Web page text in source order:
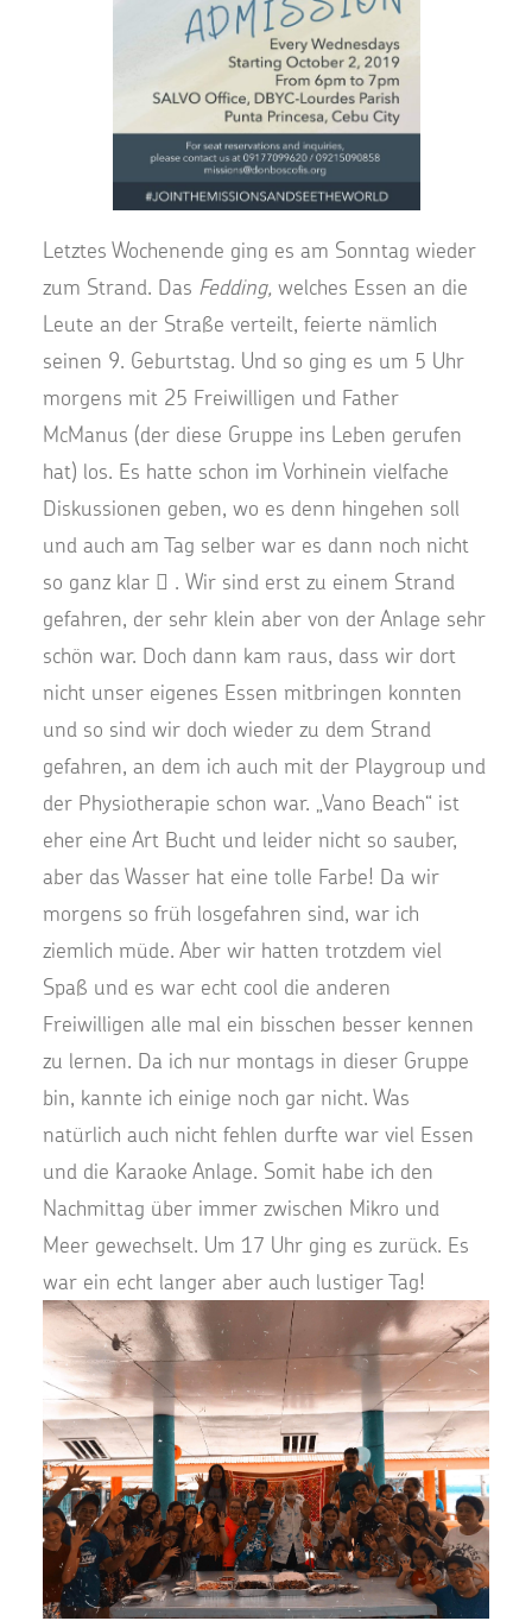
Letztes Wochenende ging es am Sonntag wieder
zum Strand. Das Fedding, welches Essen an die
Leute an der Straße verteilt, feierte nämlich
seinen 9. Geburtstag. Und so ging es um 5 Uhr
morgens mit 25 Freiwilligen und Father
McManus (der diese Gruppe ins Leben gerufen
hat) los. Es hatte schon im Vorhinein vielfache
Diskussionen geben, wo es denn hingehen soll
und auch am Tag selber war es dann noch nicht
so ganz klar  . Wir sind erst zu einem Strand
gefahren, der sehr klein aber von der Anlage sehr
schön war. Doch dann kam raus, dass wir dort
nicht unser eigenes Essen mitbringen konnten
und so sind wir doch wieder zu dem Strand
gefahren, an dem ich auch mit der Playgroup und
der Physiotherapie schon war. „Vano Beach“ ist
eher eine Art Bucht und leider nicht so sauber,
aber das Wasser hat eine tolle Farbe! Da wir
morgens so früh losgefahren sind, war ich
ziemlich müde. Aber wir hatten trotzdem viel
Spaß und es war echt cool die anderen
Freiwilligen alle mal ein bisschen besser kennen
zu lernen. Da ich nur montags in dieser Gruppe
bin, kannte ich einige noch gar nicht. Was
natürlich auch nicht fehlen durfte war viel Essen
und die Karaoke Anlage. Somit habe ich den
Nachmittag über immer zwischen Mikro und
Meer gewechselt. Um 17 Uhr ging es zurück. Es
war ein echt langer aber auch lustiger Tag!